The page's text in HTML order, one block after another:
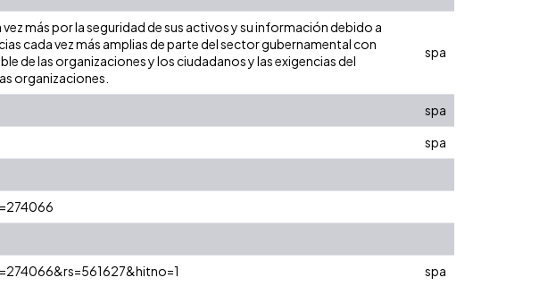
más por la seguridad de sus activos y su información debido a
cada vez más amplias de parte del sector gubernamental con
de las organizaciones y los ciudadanos y las exigencias del
organizaciones.
spa
spa
spa
spa